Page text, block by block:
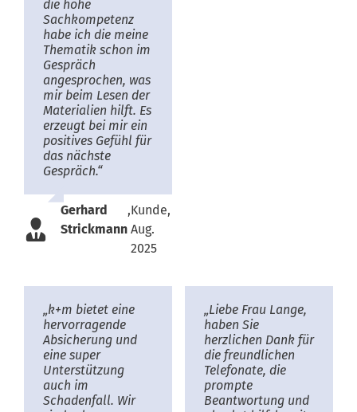
die hohe
Sachkompetenz
habe ich die meine
Thematik schon im
Gespräch
angesprochen, was
mir beim Lesen der
Materialien hilft. Es
erzeugt bei mir ein
positives Gefühl für
das nächste
Gespräch.“
Gerhard
Strickmann
,Kunde,
Aug.
2025
„k+m bietet eine
hervorragende
Absicherung und
eine super
Unterstützung
auch im
Schadenfall. Wir
„Liebe Frau Lange,
haben Sie
herzlichen Dank für
die freundlichen
Telefonate, die
prompte
Beantwortung und